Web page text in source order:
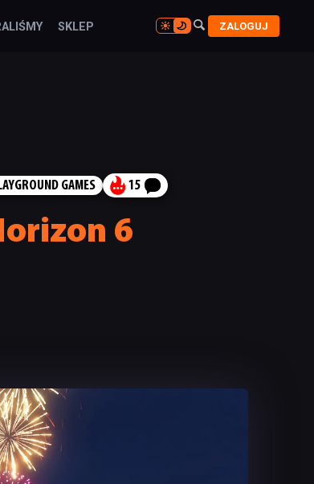
SKLEP 
 ZALOGUJ
GAMES 15
6